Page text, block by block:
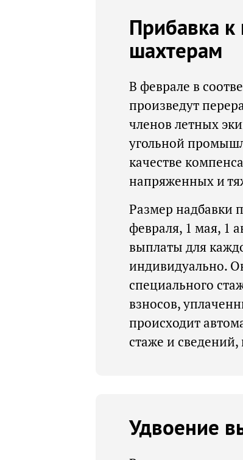
Прибавка к
шахтерам
В феврале в
произведут
членов летных
угольной
качестве
напряженных и
Размер надбавки
февраля, 1 мая, 1
выплаты для
индивидуально.
специального
взносов,
происходит
стаже и
Удвоение